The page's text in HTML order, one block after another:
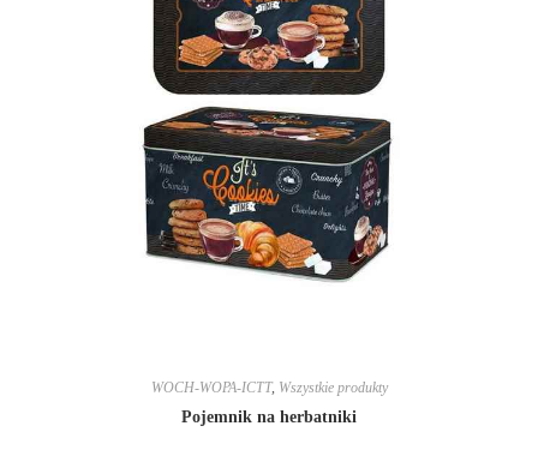
WOCH-WOPA-ICTT, Wszystkie produkty
Pojemnik na herbatniki